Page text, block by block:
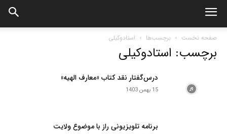
صفحه نخست برچسب‌ها استادوکیلی
برچسب: استادوکیلی
درس‌گفتار نقد کتاب «معارف الهیه»
15 بهمن 1403
برنامه تلویزیونی راز با موضوع ولایت